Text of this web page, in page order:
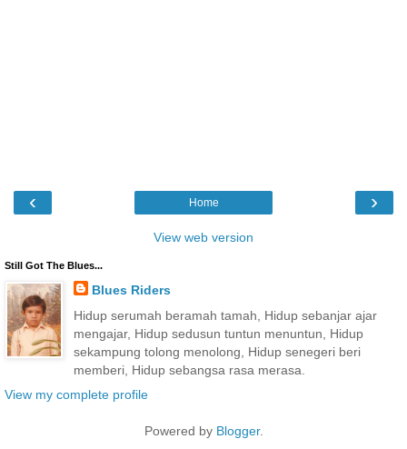
‹ ›
Home
View web version
Still Got The Blues...
Blues Riders
Hidup serumah beramah tamah, Hidup sebanjar ajar
mengajar, Hidup sedusun tuntun menuntun, Hidup
sekampung tolong menolong, Hidup senegeri beri
memberi, Hidup sebangsa rasa merasa.
View my complete profile
Powered by Blogger.